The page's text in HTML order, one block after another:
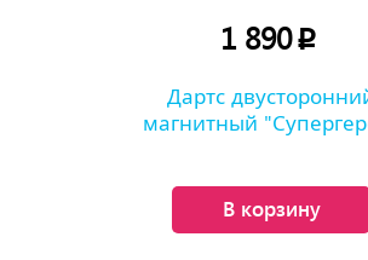
1 890p
Дартс
магнитный
В корзину